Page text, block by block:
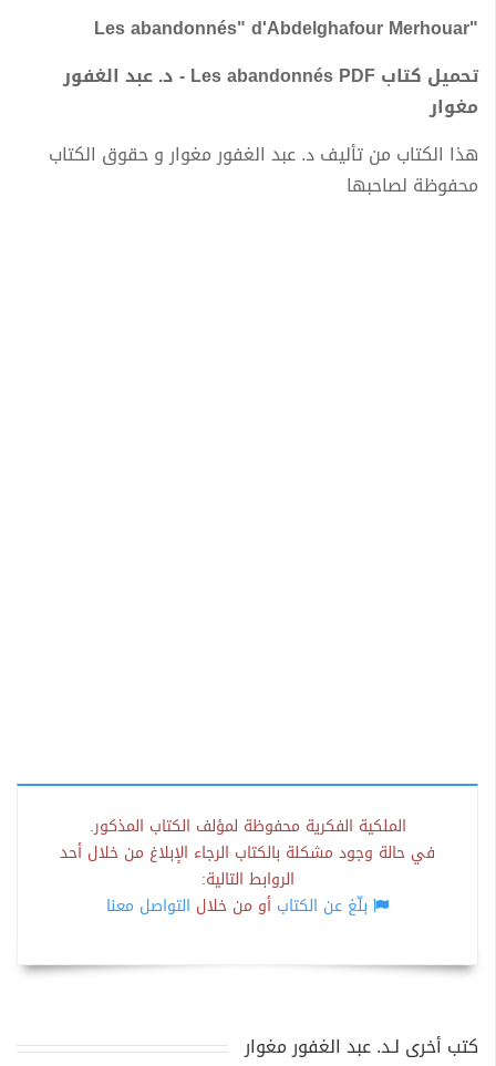
"Les abandonnés" d'Abdelghafour Merhouar
تحميل كتاب Les abandonnés PDF - د. عبد الغفور
مغوار
هذا الكتاب من تأليف د. عبد الغفور مغوار و حقوق الكتاب
محفوظة لصاحبها
الملكية الفكرية محفوظة لمؤلف الكتاب المذكور.
في حالة وجود مشكلة بالكتاب الرجاء الإبلاغ من خلال أحد
الروابط التالية:
بلّغ عن الكتاب أو من خلال التواصل معنا
كتب أخرى لـد. عبد الغفور مغوار